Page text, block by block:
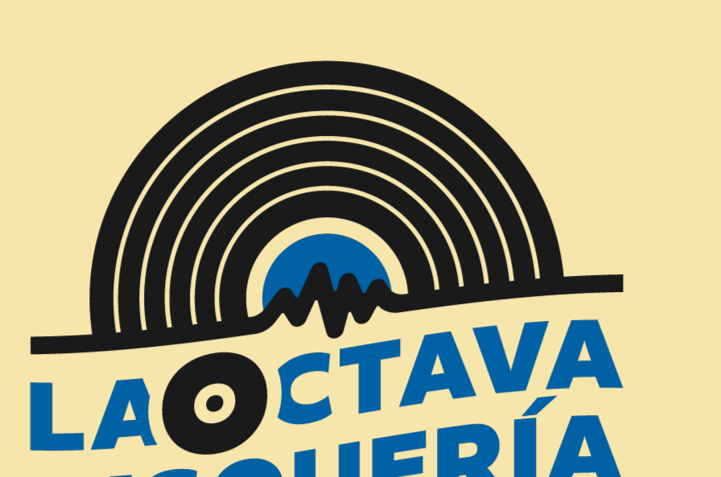
COMPARTIR ESTE PRODUCTO
DESCRIPCIÓN
2. Fulgor y muerte de
3. Nutrias en abril
4. Nada
5. No importa
7. La persecución del
fútbol
8. Ciertos especta-